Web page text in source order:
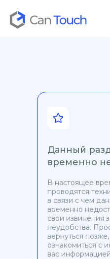
Данный
временно
В настоящее
проводятся
в связи с чем
временно
свои извинения
неудобства.
вернуться
ознакомиться с
вас